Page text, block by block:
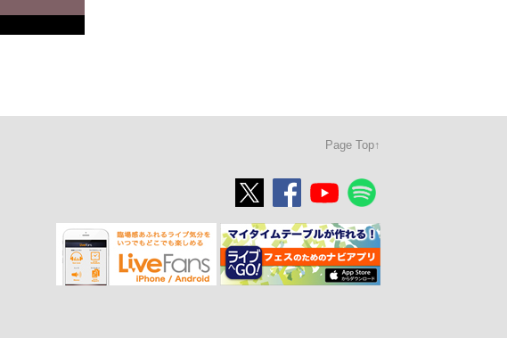
Page Top↑